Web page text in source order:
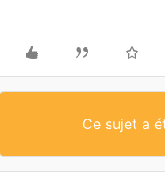
Ce sujet a